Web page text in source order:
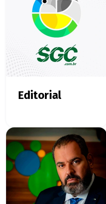
Editorial